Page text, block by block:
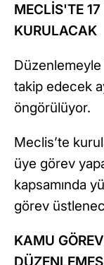
MECLİS'TE
KURULACAK
takip edecek
öngörülüyor.
Meclis’te
üye görev
kapsamında
görev
KAMU